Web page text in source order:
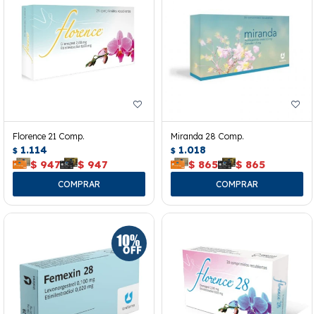
Florence 21 Comp.
$ 1.114
$ 947 $ 947
Miranda 28 Comp.
$ 1.018
$ 865 $ 865